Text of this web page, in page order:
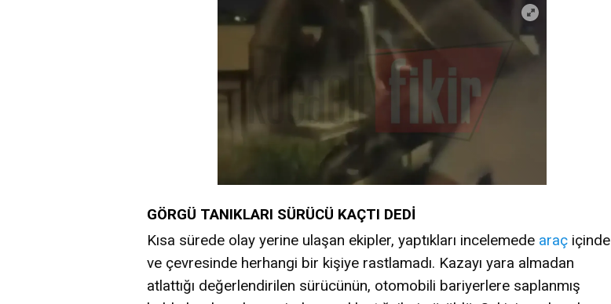
GÖRGÜ TANIKLARI SÜRÜCÜ KAÇTI DEDİ
Kısa sürede olay yerine ulaşan ekipler, yaptıkları incelemede araç içinde
ve çevresinde herhangi bir kişiye rastlamadı. Kazayı yara almadan
atlattığı değerlendirilen sürücünün, otomobili bariyerlere saplanmış